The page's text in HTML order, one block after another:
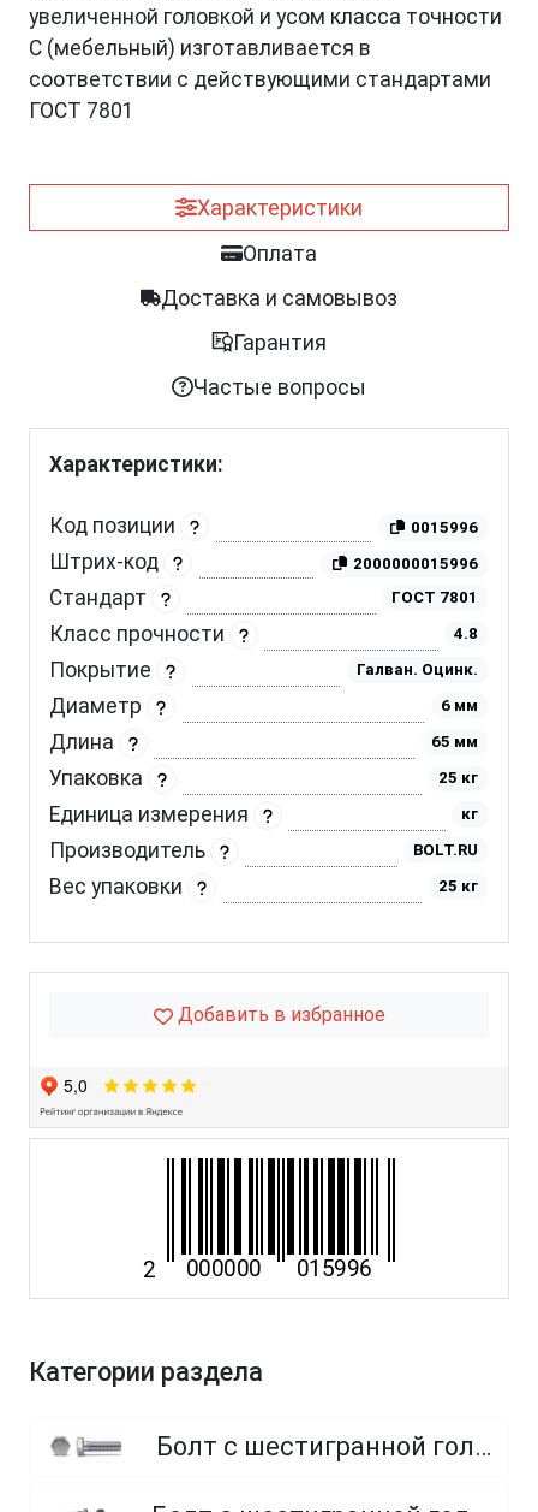
увеличенной головкой и усом класса точности
C (мебельный) изготавливается в
соответствии с действующими стандартами
ГОСТ 7801
Характеристики
Оплата
Доставка и самовывоз
Гарантия
Частые вопросы
Характеристики:
Код позиции 0015996
Штрих-код 2000000015996
Стандарт ГОСТ 7801
Класс прочности 4.8
Покрытие Галван. Оцинк.
Диаметр 6 мм
Длина 65 мм
Упаковка 25 кг
Единица измерения кг
Производитель BOLT.RU
Вес упаковки 25 кг
Добавить в избранное
Категории раздела
Болт с шестигранной головкой, полная резьба, класс прочности 8.8